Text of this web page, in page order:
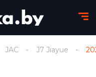
JAC J7 Jiayue